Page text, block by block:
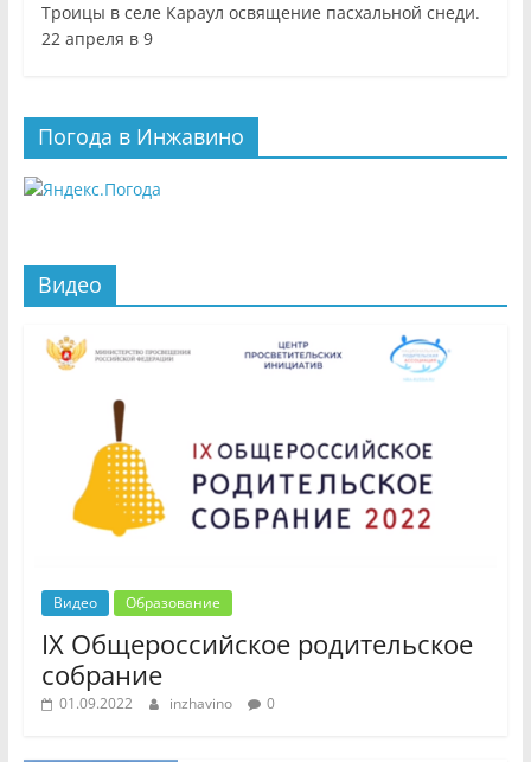
Троицы в селе Караул освящение пасхальной снеди.
22 апреля в 9
Погода в Инжавино
Видео
Видео Образование
IX Общероссийское родительское
собрание
01.09.2022 inzhavino 0